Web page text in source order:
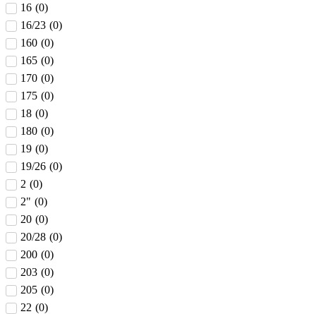
16 (0)
16/23 (0)
160 (0)
165 (0)
170 (0)
175 (0)
18 (0)
180 (0)
19 (0)
19/26 (0)
2 (0)
2" (0)
20 (0)
20/28 (0)
200 (0)
203 (0)
205 (0)
22 (0)